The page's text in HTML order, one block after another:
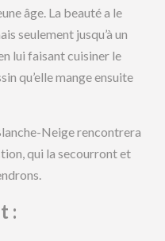
âge. La beauté a le
seulement jusqu’à un
lui faisant cuisiner le
qu’elle mange ensuite
Neige rencontrera
qui la secourront et
: